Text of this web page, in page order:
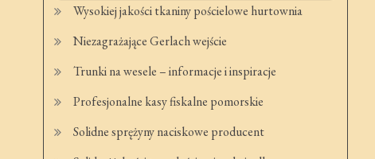
Wysokiej jakości tkaniny pościelowe hurtownia
Niezagrażające Gerlach wejście
Trunki na wesele – informacje i inspiracje
Profesjonalne kasy fiskalne pomorskie
Solidne sprężyny naciskowe producent